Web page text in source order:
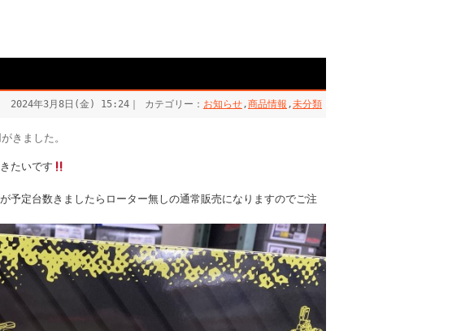
2024年3月8日(金) 15:24｜ カテゴリー： お知らせ,商品情報 ,未分類
きました。
たいです
予定台数きましたらローター無しの通常販売になりますのでご注